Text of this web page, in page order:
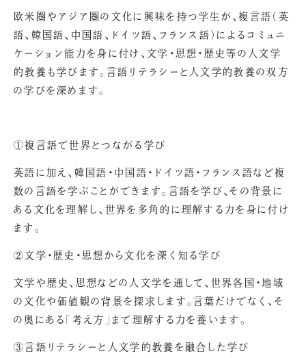
欧米圏やアジア圏の文化に興味を持つ学生が、複言語（英
語、韓国語、中国語、ドイツ語、フランス語）によるコミュニ
ケーション能力を身に付け、文学・思想・歴史等の人文学
的教養も学びます。言語リテラシーと人文学的教養の双方
の学びを深めます。
①複言語で世界とつながる学び
英語に加え、韓国語・中国語・ドイツ語・フランス語など複
数の言語を学ぶことができます。言語を学び、その背景に
ある文化を理解し、世界を多角的に理解する力を身に付け
ます。
②文学・歴史・思想から文化を深く知る学び
文学や歴史、思想などの人文学を通して、世界各国・地域
の文化や価値観の背景を探求します。言葉だけでなく、そ
の奥にある「考え方」まで理解する力を養います。
③言語リテラシーと人文学的教養を融合した学び